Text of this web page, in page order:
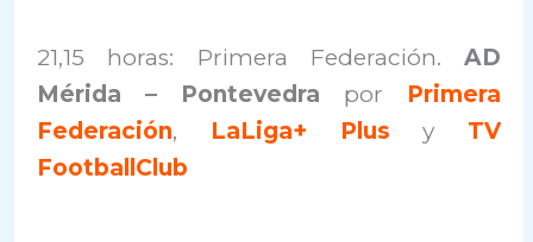
21,15 horas: Primera Federación. AD
Mérida – Pontevedra por Primera
Federación, LaLiga+ Plus y TV
FootballClub